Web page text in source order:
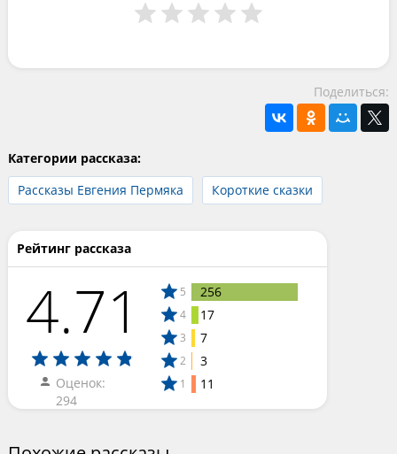
Поделиться:
Категории рассказа:
Рассказы Евгения Пермяка
Короткие сказки
Рейтинг рассказа
4.71
Оценок:
294
5 256
4 17
3 7
2 3
1 11